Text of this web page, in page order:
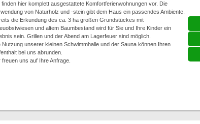
finden hier komplett ausgestattete Komfortferienwohnungen vor. Die
von Naturholz und -stein gibt dem Haus ein passendes Ambiente.
die Erkundung des ca. 3 ha großen Grundstückes mit
und altem Baumbestand wird für Sie und Ihre Kinder ein
sein. Grillen und der Abend am Lagerfeuer sind möglich.
Nutzung unserer kleinen Schwimmhalle und der Sauna können Ihren
bei uns abrunden.
freuen uns auf Ihre Anfrage.